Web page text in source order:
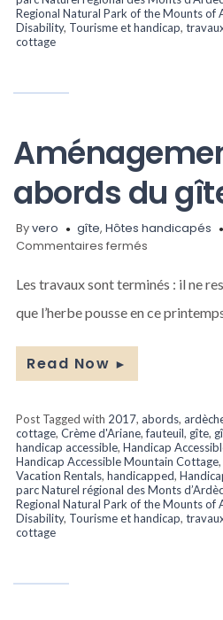
Regional Natural Park of the Mounts of
Disability, Tourisme et handicap,
cottage
abords du
Byvero gîte,Hôtes handicapés
Commentaires fermés
des
du
Les travaux sont terminés : il ne
que l’herbe pousse en ce
Read Now ►
Post Tagged with 2017,abords,
cottage,Crème d'Ariane,fauteuil, gîte,
handicap accessible,Handicap
Handicap Accessible Mountain Cottage
Vacation Rentals,handicapped,
parc Naturel régional des Monts
Regional Natural Park of the Mounts of
Disability, Tourisme et handicap,
cottage